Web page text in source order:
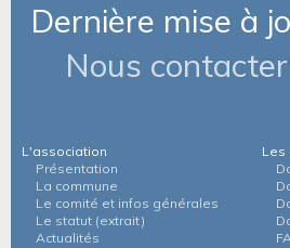
Dernière mise à
Nous contacter
L'association
Présentation
La commune
Le comité et infos générales
Le statut (extrait)
Actualités
Les